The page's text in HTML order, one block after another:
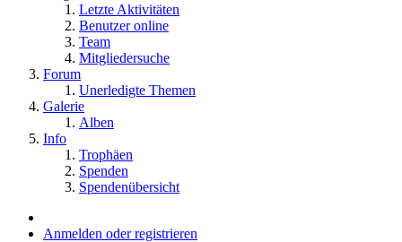
Letzte Aktivitäten
Benutzer online
Team
Mitgliedersuche
Forum
Unerledigte Themen
Galerie
Alben
Info
Trophäen
Spenden
Spendenübersicht
Anmelden oder registrieren